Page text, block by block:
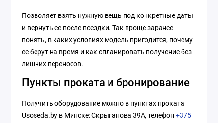
Позволяет взять нужную вещь под конкретные даты
и вернуть ее после поездки. Так проще заранее
понять, в каких условиях модель пригодится, почему
ее берут на время и как спланировать получение без
лишних переносов.
Пункты проката и бронирование
Получить оборудование можно в пунктах проката
Usoseda.by в Минске: Скрыганова 39А, телефон +375